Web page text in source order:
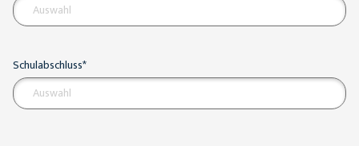
Auswahl
Schulabschluss*
Auswahl